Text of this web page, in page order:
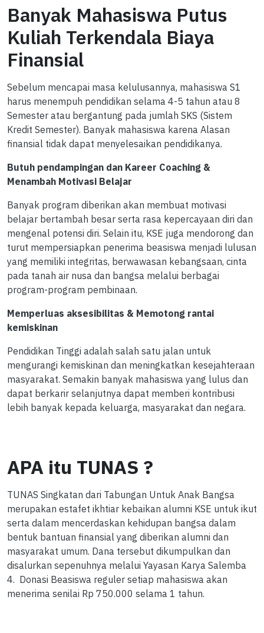
Banyak Mahasiswa Putus
Kuliah Terkendala Biaya
Finansial
Sebelum mencapai masa kelulusannya, mahasiswa S1
harus menempuh pendidikan selama 4-5 tahun atau 8
Semester atau bergantung pada jumlah SKS (Sistem
Kredit Semester). Banyak mahasiswa karena Alasan
finansial tidak dapat menyelesaikan pendidikanya.
Butuh pendampingan dan Kareer Coaching &
Menambah Motivasi Belajar
Banyak program diberikan akan membuat motivasi
belajar bertambah besar serta rasa kepercayaan diri dan
mengenal potensi diri. Selain itu, KSE juga mendorong dan
turut mempersiapkan penerima beasiswa menjadi lulusan
yang memiliki integritas, berwawasan kebangsaan, cinta
pada tanah air nusa dan bangsa melalui berbagai
program-program pembinaan.
Memperluas aksesibilitas & Memotong rantai
kemiskinan
Pendidikan Tinggi adalah salah satu jalan untuk
mengurangi kemiskinan dan meningkatkan kesejahteraan
masyarakat. Semakin banyak mahasiswa yang lulus dan
dapat berkarir selanjutnya dapat memberi kontribusi
lebih banyak kepada keluarga, masyarakat dan negara.
APA itu TUNAS ?
TUNAS Singkatan dari Tabungan Untuk Anak Bangsa
merupakan estafet ikhtiar kebaikan alumni KSE untuk ikut
serta dalam mencerdaskan kehidupan bangsa dalam
bentuk bantuan finansial yang diberikan alumni dan
masyarakat umum. Dana tersebut dikumpulkan dan
disalurkan sepenuhnya melalui Yayasan Karya Salemba
4. Donasi Beasiswa reguler setiap mahasiswa akan
menerima senilai Rp 750.000 selama 1 tahun.